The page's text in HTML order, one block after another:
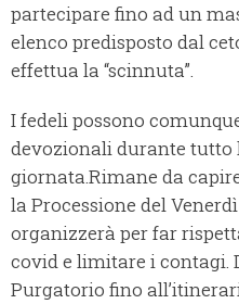
partecipare fino ad un
elenco predisposto dal
effettua la “scinnuta”.
I fedeli possono
devozionali durante tutto
giornata.Rimane da
la Processione del
organizzerà per far
covid e limitare i contagi.
Purgatorio fino